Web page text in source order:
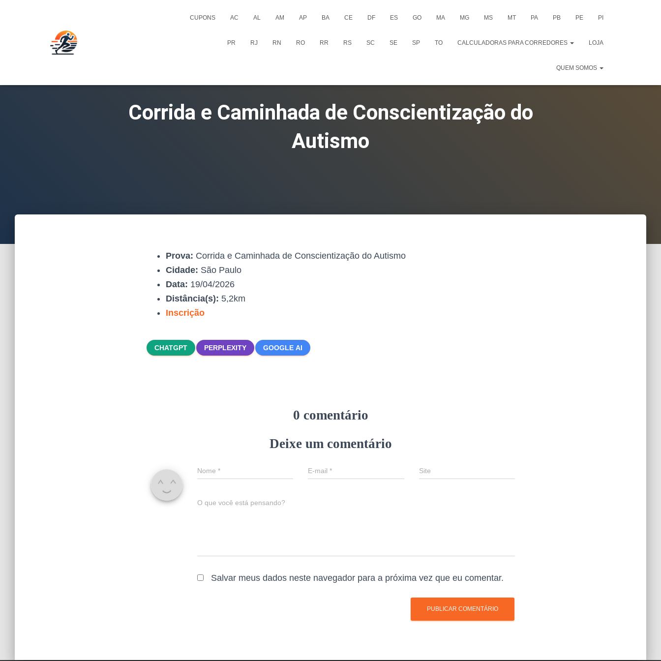
CUPONS AC AL AM AP BA CE DF ES GO MA MG MS MT PA PB PE PI
PR RJ RN RO RR RS SC SE SP TO CALCULADORAS PARA CORREDORES LOJA
QUEM SOMOS
Corrida e Caminhada de Conscientização do
Autismo
Prova: Corrida e Caminhada de Conscientização do Autismo
Cidade: São Paulo
Data: 19/04/2026
Distância(s): 5,2km
Inscrição
CHATGPT PERPLEXITY GOOGLE AI
0 comentário
Deixe um comentário
Nome * E-mail* Site
O que você está pensando?
Salvar meus dados neste navegador para a próxima vez que eu comentar.